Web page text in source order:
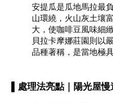
安提瓜是瓜地馬拉最
山環繞，火山灰土壤
大，使咖啡豆風味細
貝拉卡摩娜莊園則以
品種著稱，是當地極
▌處理法亮點｜陽光屋